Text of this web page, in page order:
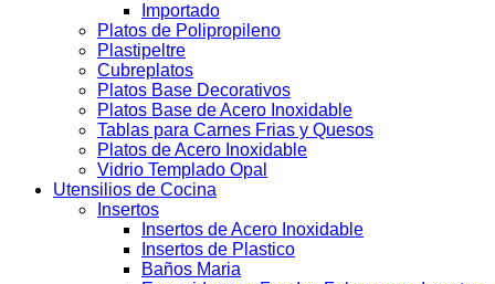
Importado
Platos de Polipropileno
Plastipeltre
Cubreplatos
Platos Base Decorativos
Platos Base de Acero Inoxidable
Tablas para Carnes Frias y Quesos
Platos de Acero Inoxidable
Vidrio Templado Opal
Utensilios de Cocina
Insertos
Insertos de Acero Inoxidable
Insertos de Plastico
Baños Maria